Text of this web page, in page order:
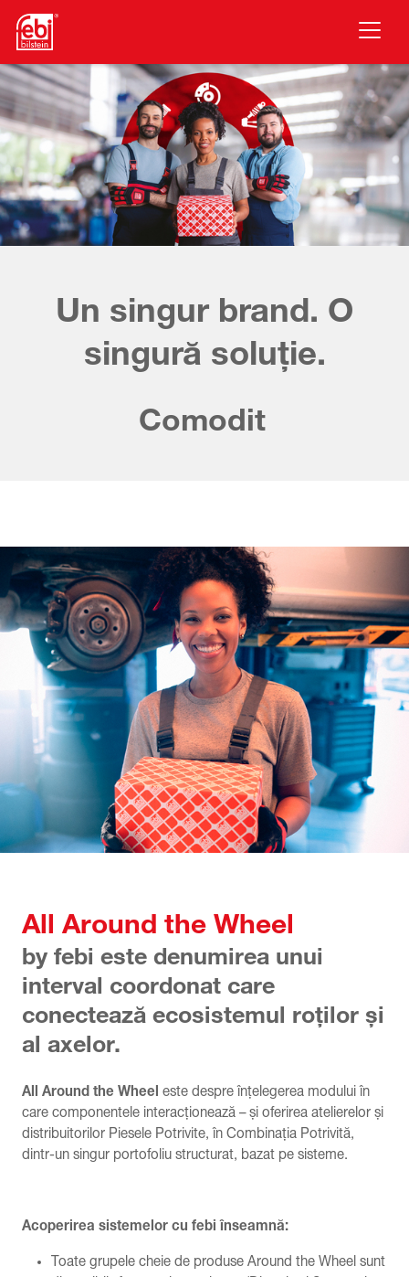
Treci la conținutul principal
Un singur brand. O
singură soluție.
Comoditate depli
All Around the Wheel
by febi este denumirea unui
interval coordonat care
conectează ecosistemul roților și
al axelor.
All Around the Wheel este despre înțelegerea modului în
care componentele interacționează – și oferirea atelierelor și
distribuitorilor Piesele Potrivite, în Combinația Potrivită,
dintr-un singur portofoliu structurat, bazat pe sisteme.
Acoperirea sistemelor cu febi înseamnă:
Toate grupele cheie de produse Around the Wheel sunt